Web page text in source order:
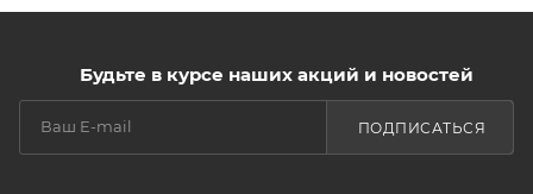
Будьте в курсе наших акций и новостей
ПОДПИСАТЬСЯ